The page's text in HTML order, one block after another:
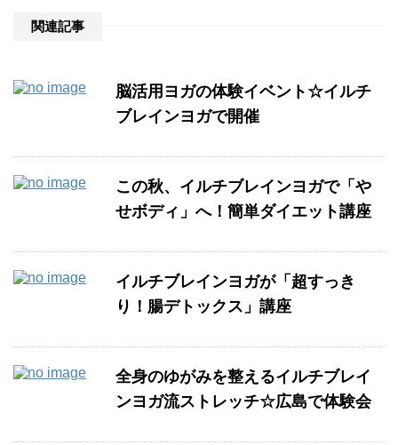
関連記事
脳活用ヨガの体験イベント☆イルチ
ブレインヨガで開催
この秋、イルチブレインヨガで「や
せボディ」へ！簡単ダイエット講座
イルチブレインヨガが「超すっき
り！腸デトックス」講座
全身のゆがみを整えるイルチブレイ
ンヨガ流ストレッチ☆広島で体験会